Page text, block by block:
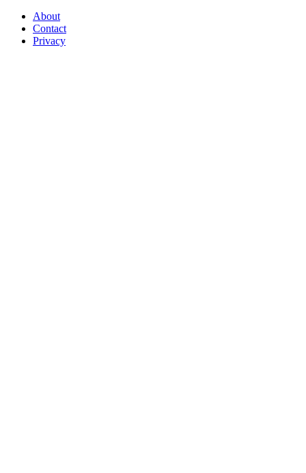
About
Contact
Privacy